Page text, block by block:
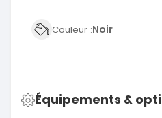
Couleur :Noir
Équipements &